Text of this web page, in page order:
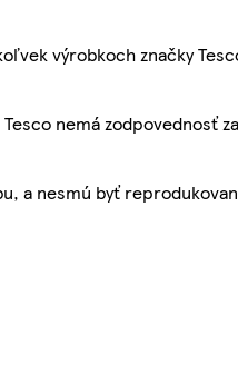
výrobkoch značky
nemá zodpovednosť
a nesmú byť